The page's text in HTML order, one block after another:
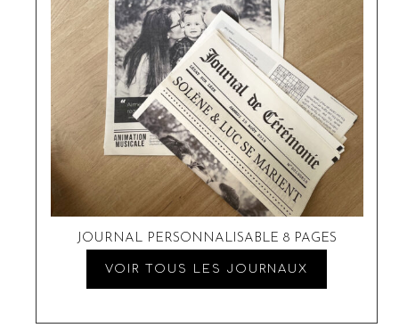
JOURNAL PERSONNALISABLE 8 PAGES
VOIR TOUS LES JOURNAUX